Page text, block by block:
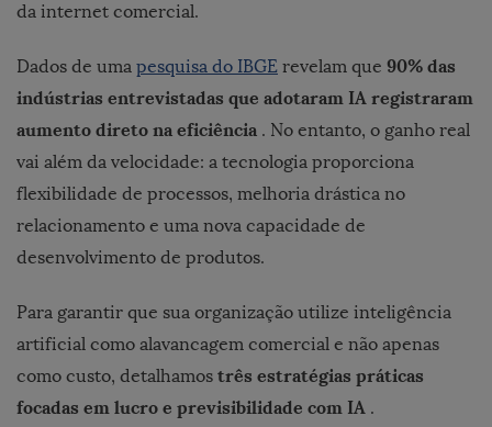
da internet comercial.
Dados de uma pesquisa do IBGE revelam que 90% das
indústrias entrevistadas que adotaram IA registraram
aumento direto na eficiência . No entanto, o ganho real
vai além da velocidade: a tecnologia proporciona
flexibilidade de processos, melhoria drástica no
relacionamento e uma nova capacidade de
desenvolvimento de produtos.
Para garantir que sua organização utilize inteligência
artificial como alavancagem comercial e não apenas
como custo, detalhamos três estratégias práticas
focadas em lucro e previsibilidade com IA .